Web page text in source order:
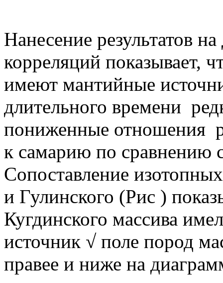
Нанесение результатов
корреляций показывает,
имеют мантийные
длительного времени
пониженные отношения
к самарию по сравнению
Сопоставление
и Гулинского (Рис )
Кугдинского массива
источник √ поле пород
правее и ниже на